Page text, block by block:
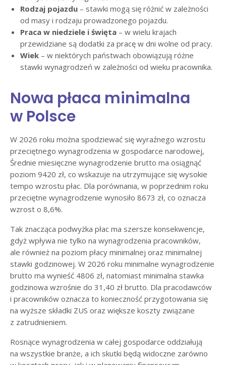
Rodzaj pojazdu – stawki mogą się różnić w zależności
od masy i rodzaju prowadzonego pojazdu.
Praca w niedziele i święta – w wielu krajach
przewidziane są dodatki za pracę w dni wolne od pracy.
Wiek – w niektórych państwach obowiązują różne
stawki wynagrodzeń w zależności od wieku pracownika.
Nowa płaca minimalna
w Polsce
W 2026 roku można spodziewać się wyraźnego wzrostu
przeciętnego wynagrodzenia w gospodarce narodowej,
Średnie miesięczne wynagrodzenie brutto ma osiągnąć
poziom 9420 zł, co wskazuje na utrzymujące się wysokie
tempo wzrostu płac. Dla porównania, w poprzednim roku
przeciętne wynagrodzenie wynosiło 8673 zł, co oznacza
wzrost o 8,6%.
Tak znacząca podwyżka płac ma szersze konsekwencje,
gdyż wpływa nie tylko na wynagrodzenia pracowników,
ale również na poziom płacy minimalnej oraz minimalnej
stawki godzinowej. W 2026 roku minimalne wynagrodzenie
brutto ma wynieść 4806 zł, natomiast minimalna stawka
godzinowa wzrośnie do 31,40 zł brutto. Dla pracodawców
i pracowników oznacza to konieczność przygotowania się
na wyższe składki ZUS oraz większe koszty związane
z zatrudnieniem.
Rosnące wynagrodzenia w całej gospodarce oddziałują
na wszystkie branże, a ich skutki będą widoczne zarówno